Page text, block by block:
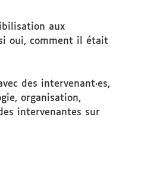
aux
oui, comment il était
des intervenant·es,
organisation,
intervenantes sur